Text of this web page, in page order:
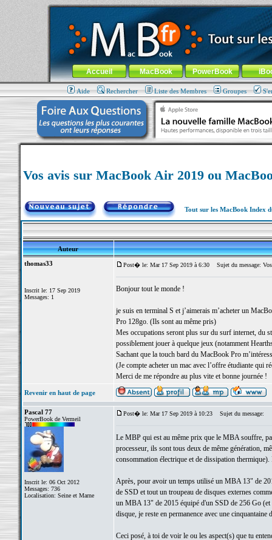
MacBook-fr.com : 100% Apple... 100% nomade !
Aller au contenu-Aller au menu général-Aller au menu de
Menu général
Accueil MacBook PowerBook
Aide Rechercher Liste des Membres Groupes
Vos avis sur MacBook Air 2019 ou
Tout sur les MacBook Index
Auteur
thomas33
Inscrit le: 17 Sep 2019
Messages: 1
Post� le: Mar 17 Sep 2019 à 6:30 Sujet du message:
Bonjour tout le monde !
je suis en terminal S et j’aimerais m’acheter un
Pro 128go. (Ils sont au même pris)
Mes occupations seront plus sur du surf internet, du
possiblement jouer à quelque jeux (notamment
Sachant que la touch bard du MacBook Pro
(Je compte acheter un mac avec l’offre étudiante qui
Merci de me répondre au plus vite et bonne journée !
Revenir en haut de page
Pascal 77
PowerBook de Vermeil
Inscrit le: 06 Oct 2012
Messages: 736
Localisation: Seine et Marne
Post� le: Mar 17 Sep 2019 à 10:23 Sujet du message:
Le MBP qui est au même prix que le MBA souffre,
processeur, ils sont tous deux de même génération,
consommation électrique et de dissipation
Après, pour avoir un temps utilisé un MBA 13" de
de SSD et tout un troupeau de disques externes
un MBA 13" de 2015 équipé d'un SSD de 256 Go (et
disque, je reste en permanence avec une
Ceci posé, à toi de voir le ou les aspect(s) que tu